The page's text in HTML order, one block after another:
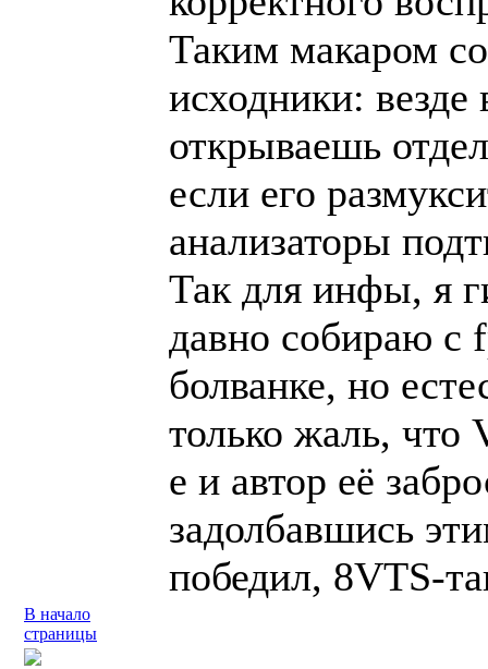
Таким макаром
исходники:
открываешь
если его
анализаторы
Так для инфы, я
давно собираю с
болванке, но
только жаль, что
е и автор её
задолбавшись
победил, 8VTS-
В начало
страницы